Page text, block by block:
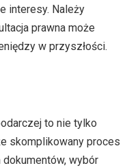
interesy. Należy
prawna może
w przyszłości.
to nie tylko
skomplikowany proces
dokumentów, wybór